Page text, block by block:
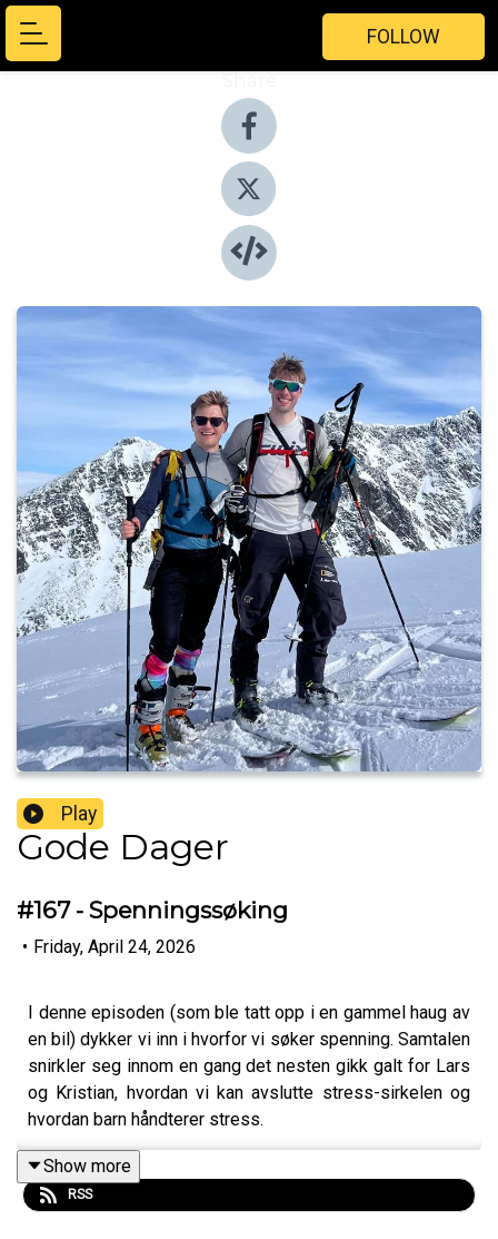
FOLLOW
Play
Gode Dager
#167 - Spenningssøking
• Friday, April 24, 2026
I denne episoden (som ble tatt opp i en gammel haug av
en bil) dykker vi inn i hvorfor vi søker spenning. Samtalen
snirkler seg innom en gang det nesten gikk galt for Lars
og Kristian, hvordan vi kan avslutte stress-sirkelen og
hvordan barn håndterer stress.
Show more
RSS